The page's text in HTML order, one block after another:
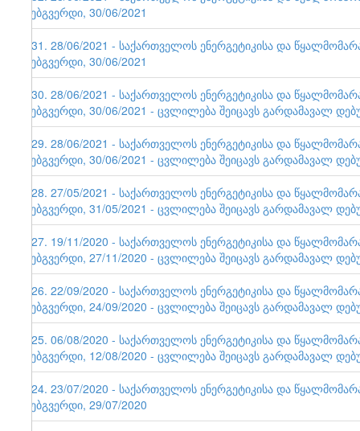
ვებგვერდი, 30/06/2021
131. 28/06/2021 - საქართველოს ენერგეტიკისა და
ვებგვერდი, 30/06/2021
130. 28/06/2021 - საქართველოს ენერგეტიკისა და
ვებგვერდი, 30/06/2021 - ცვლილება შეიცავს გარდამავალ
129. 28/06/2021 - საქართველოს ენერგეტიკისა და
ვებგვერდი, 30/06/2021 - ცვლილება შეიცავს გარდამავალ
128. 27/05/2021 - საქართველოს ენერგეტიკისა და
ვებგვერდი, 31/05/2021 - ცვლილება შეიცავს გარდამავალ
127. 19/11/2020 - საქართველოს ენერგეტიკისა და
ვებგვერდი, 27/11/2020 - ცვლილება შეიცავს გარდამავალ
126. 22/09/2020 - საქართველოს ენერგეტიკისა და
ვებგვერდი, 24/09/2020 - ცვლილება შეიცავს გარდამავალ
125. 06/08/2020 - საქართველოს ენერგეტიკისა და
ვებგვერდი, 12/08/2020 - ცვლილება შეიცავს გარდამავალ
124. 23/07/2020 - საქართველოს ენერგეტიკისა და
ვებგვერდი, 29/07/2020